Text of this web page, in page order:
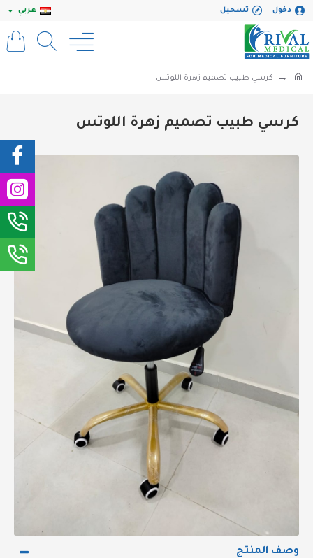
دخول تسجيل عربي
كرسي طبيب تصميم زهرة اللوتس
كرسي طبيب تصميم زهرة اللوتس
وصف المنتج